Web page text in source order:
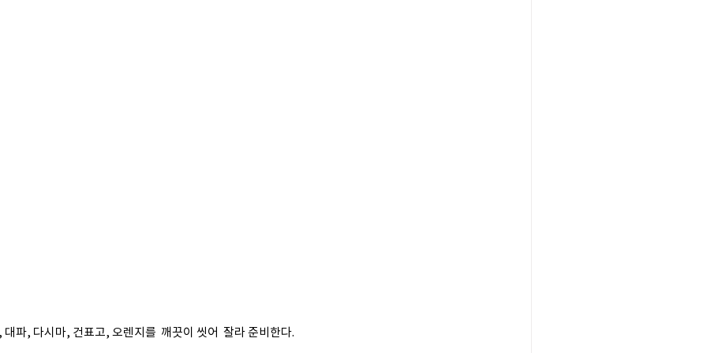
파, 다시마, 건표고, 오렌지를  깨끗이 씻어  잘라 준비한다.